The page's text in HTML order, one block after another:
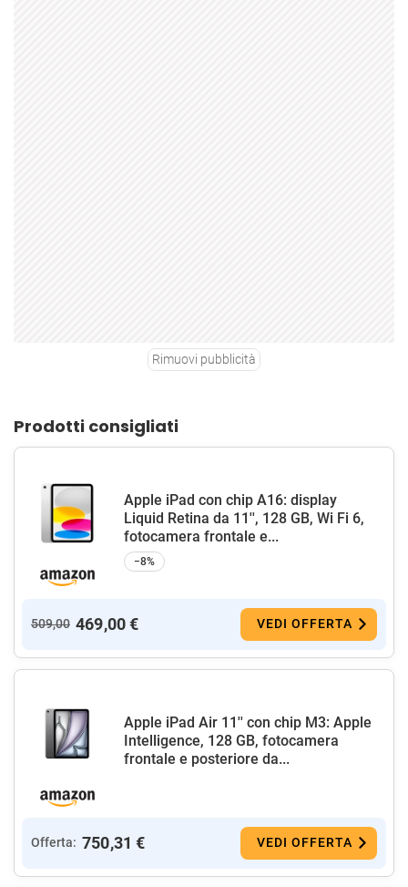
Rimuovi pubblicità
Prodotti consigliati
Apple iPad con chip A16: display
Liquid Retina da 11'', 128 GB, Wi Fi 6,
fotocamera frontale e...
−8%
509,00 469,00 € VEDI OFFERTA
Apple iPad Air 11'' con chip M3: Apple
Intelligence, 128 GB, fotocamera
frontale e posteriore da...
Offerta: 750,31 € VEDI OFFERTA